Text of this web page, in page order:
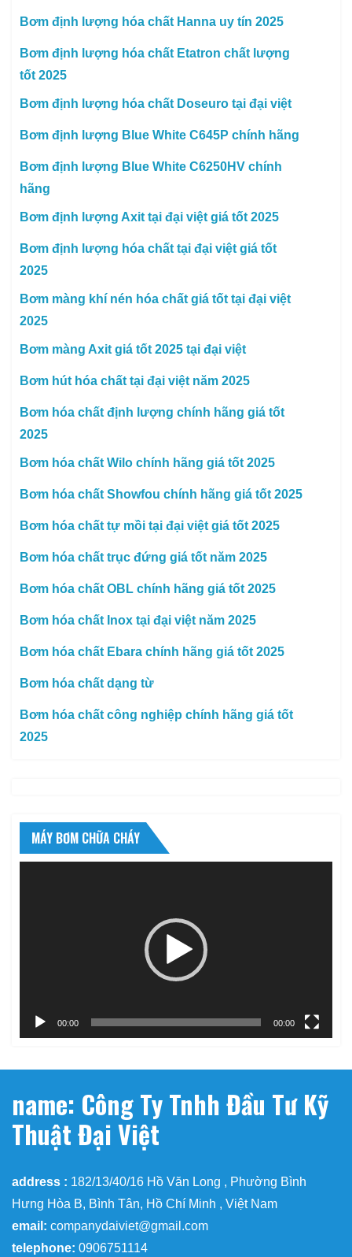
Bơm định lượng hóa chất Hanna uy tín 2025
Bơm định lượng hóa chất Etatron chất lượng
tốt 2025
Bơm định lượng hóa chất Doseuro tại đại việt
Bơm định lượng Blue White C645P chính hãng
Bơm định lượng Blue White C6250HV chính
hãng
Bơm định lượng Axit tại đại việt giá tốt 2025
Bơm định lượng hóa chất tại đại việt giá tốt
2025
Bơm màng khí nén hóa chất giá tốt tại đại việt
2025
Bơm màng Axit giá tốt 2025 tại đại việt
Bơm hút hóa chất tại đại việt năm 2025
Bơm hóa chất định lượng chính hãng giá tốt
2025
Bơm hóa chất Wilo chính hãng giá tốt 2025
Bơm hóa chất Showfou chính hãng giá tốt 2025
Bơm hóa chất tự mồi tại đại việt giá tốt 2025
Bơm hóa chất trục đứng giá tốt năm 2025
Bơm hóa chất OBL chính hãng giá tốt 2025
Bơm hóa chất Inox tại đại việt năm 2025
Bơm hóa chất Ebara chính hãng giá tốt 2025
Bơm hóa chất dạng từ
Bơm hóa chất công nghiệp chính hãng giá tốt
2025
MÁY BƠM CHỮA CHÁY
00:00 00:00
name: Công Ty Tnhh Đầu Tư Kỹ
Thuật Đại Việt
address : 182/13/40/16 Hồ Văn Long , Phường Bình
Hưng Hòa B, Bình Tân, Hồ Chí Minh , Việt Nam
email: companydaiviet@gmail.com
telephone: 0906751114